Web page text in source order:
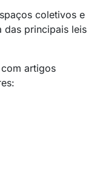
coletivos e
das principais leis
artigos